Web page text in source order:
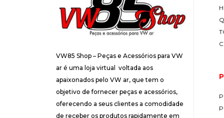
VW85 Shop – Peças e Acessórios para VW
ar é uma loja virtual voltada aos
apaixonados pelo VW ar, que tem o
objetivo de fornecer peças e acessórios,
oferecendo a seus clientes a comodidade
de receber os produtos rapidamente em